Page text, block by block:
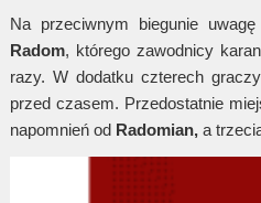
Na przeciwnym biegunie
Radom, którego zawodnicy
razy. W dodatku czterech
przed czasem. Przedostatnie
napomnień od Radomian, a